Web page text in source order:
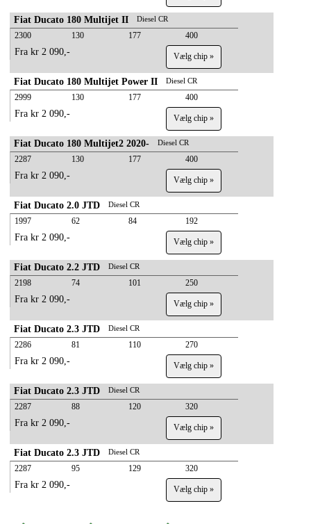
Fiat Ducato 180 Multijet II Diesel CR
2300 130 177 400
Fra kr 2 090,- Vælg chip »
Fiat Ducato 180 Multijet Power II Diesel CR
2999 130 177 400
Fra kr 2 090,- Vælg chip »
Fiat Ducato 180 Multijet2 2020- Diesel CR
2287 130 177 400
Fra kr 2 090,- Vælg chip »
Fiat Ducato 2.0 JTD Diesel CR
1997 62 84 192
Fra kr 2 090,- Vælg chip »
Fiat Ducato 2.2 JTD Diesel CR
2198 74 101 250
Fra kr 2 090,- Vælg chip »
Fiat Ducato 2.3 JTD Diesel CR
2286 81 110 270
Fra kr 2 090,- Vælg chip »
Fiat Ducato 2.3 JTD Diesel CR
2287 88 120 320
Fra kr 2 090,- Vælg chip »
Fiat Ducato 2.3 JTD Diesel CR
2287 95 129 320
Fra kr 2 090,- Vælg chip »